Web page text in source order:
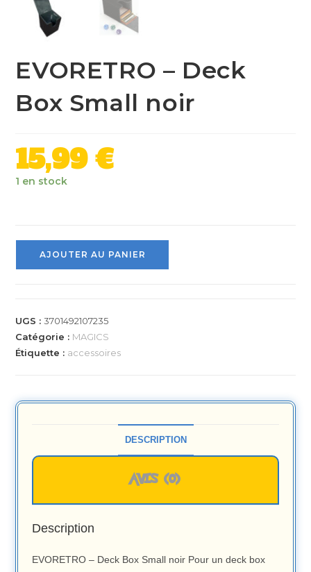
EVORETRO – Deck
Box Small noir
15,99€
1 en stock
AJOUTER AU PANIER
UGS :3701492107235
Catégorie : MAGICS
Étiquette : accessoires
DESCRIPTION
AVIS (0)
Description
EVORETRO – Deck Box Small noir Pour un deck box